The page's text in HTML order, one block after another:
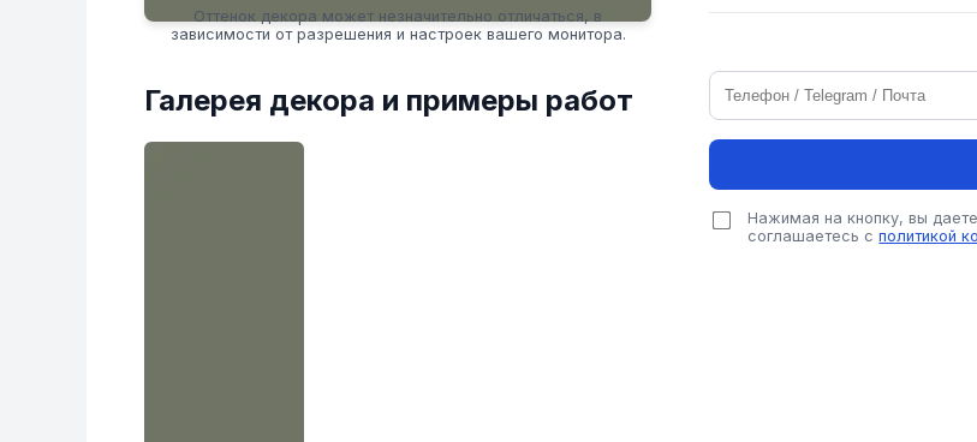
Оттенок декора может незначительно отличаться, в
зависимости от разрешения и настроек вашего монитора.
Галерея декора и примеры работ
Нажимая на кнопку, вы
соглашаетесь сполитикой